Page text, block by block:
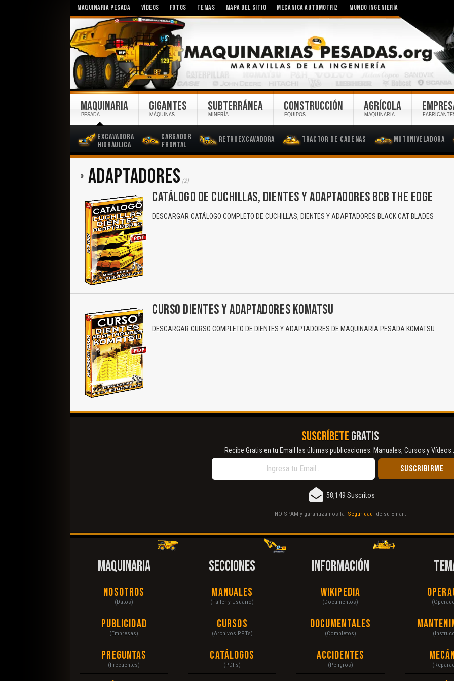
MAQUINARIA PESADA VÍDEOS FOTOS TEMAS MAPA DEL SITIO MECÁNICA AUTOMOTRIZ MUNDO INGENIERÍA
MAQUINARIA
PESADA
Excavadora
Hidráulica
Cargador
Frontal
Retroexcavadora Tractor de Cadenas Motoniveladora
GIGANTES
MÁQUINAS
SUBTERRÁNEA
MINERÍA
CONSTRUCCIÓN
EQUIPOS
AGRÍCOLA
MAQUINARIA
ADAPTADORES (2)
CATÁLOGO DE CUCHILLAS, DIENTES Y ADAPTADORES BCB THE EDGE
DESCARGAR CATÁLOGO COMPLETO DE CUCHILLAS, DIENTES Y ADAPTADORES BLACK CAT BLADES
CURSO DIENTES Y ADAPTADORES KOMATSU
DESCARGAR CURSO COMPLETO DE DIENTES Y ADAPTADORES DE MAQUINARIA PESADA KOMATSU
SUSCRÍBETEGRATIS
Recibe Gratis en tu Email las últimas publicaciones. Manuales, Cursos y
58,149 Suscritos
NO SPAM y garantizamos la Seguridad de su Email.
MAQUINARIA
Nosotros
(Datos)
Publicidad
(Empresas)
Preguntas
(Frecuentes)
SECCIONES
Manuales
(Taller y Usuario)
Cursos
(Archivos PPTs)
Catálogos
(PDFs)
INFORMACIÓN
Wikipedia
(Documentos)
Documentales
(Completos)
Accidentes
(Peligros)
Texto o Imagen de portada son erróneos.
No carga o no se visualiza el contenido.
Reportar otro tipo de error...